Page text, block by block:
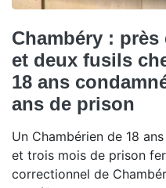
Chambéry :
et deux fusils
18 ans
ans de prison
Un Chambérien de 18
et trois mois de prison
correctionnel de